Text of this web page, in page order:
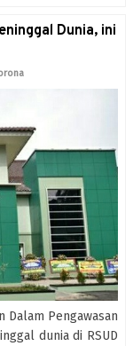
Dunia, ini
Dalam Pengawasan
dunia di RSUD